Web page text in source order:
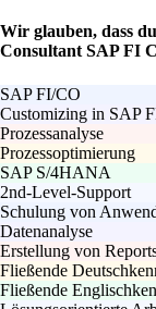
Wir glauben, dass
Consultant SAP FI
SAP FI/CO
Customizing in SAP
Prozessanalyse
Prozessoptimierung
SAP S/4HANA
2nd-Level-Support
Schulung von
Datenanalyse
Erstellung von
Fließende
Fließende